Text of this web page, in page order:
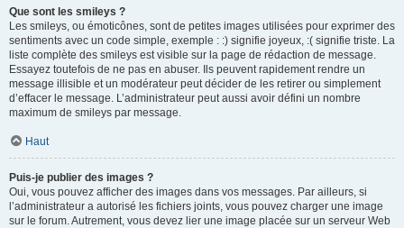
Que sont les smileys ?
Les smileys, ou émoticônes, sont de petites images utilisées pour exprimer des
sentiments avec un code simple, exemple : :) signifie joyeux, :( signifie triste. La
liste complète des smileys est visible sur la page de rédaction de message.
Essayez toutefois de ne pas en abuser. Ils peuvent rapidement rendre un
message illisible et un modérateur peut décider de les retirer ou simplement
d’effacer le message. L’administrateur peut aussi avoir défini un nombre
maximum de smileys par message.
Haut
Puis-je publier des images ?
Oui, vous pouvez afficher des images dans vos messages. Par ailleurs, si
l’administrateur a autorisé les fichiers joints, vous pouvez charger une image
sur le forum. Autrement, vous devez lier une image placée sur un serveur Web